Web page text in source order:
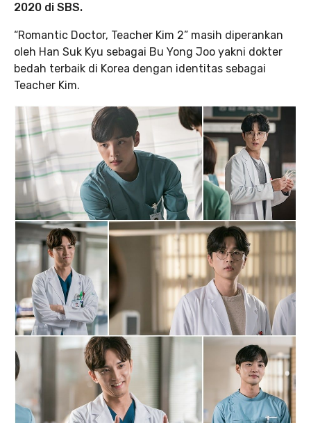
2020 di SBS.
“Romantic Doctor, Teacher Kim 2” masih diperankan
oleh Han Suk Kyu sebagai Bu Yong Joo yakni dokter
bedah terbaik di Korea dengan identitas sebagai
Teacher Kim.